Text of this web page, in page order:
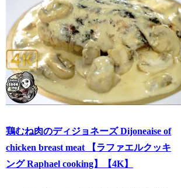
鶏むね肉のディジョネーズ Dijoneaise of
chicken breast meat 【ラファエルクッキ
ング Raphael cooking】【4K】